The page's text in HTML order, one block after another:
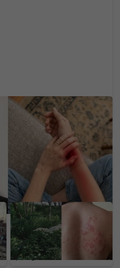
metódu 60-5-3-30:
môže byť neškodnou
signálom
Na Slovensku sa šíri
nebezpečný gigant z
Kaukazu: Pozor na
rastlinu, ktorej dotyk
spôsobuje bolestivé
pľuzgiere